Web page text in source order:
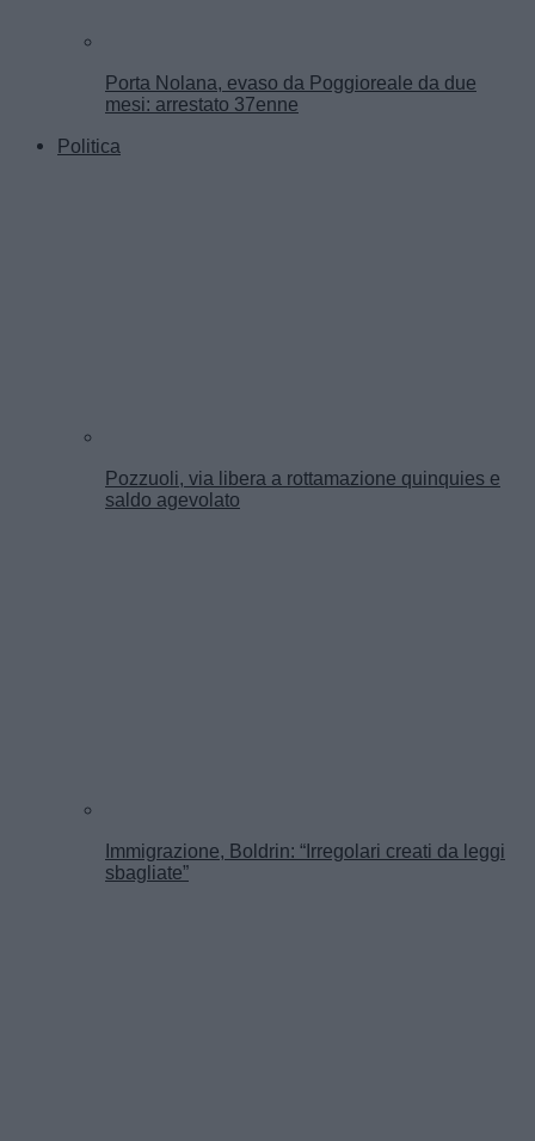
Porta Nolana, evaso da Poggioreale da due
mesi: arrestato 37enne
Politica
Pozzuoli, via libera a rottamazione quinquies e
saldo agevolato
Immigrazione, Boldrin: “Irregolari creati da leggi
sbagliate”